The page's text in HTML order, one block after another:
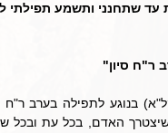
עד שתחנני ותשמע תפילתי
ר"ח סיון"